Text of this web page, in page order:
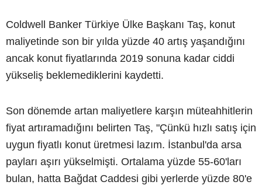
Coldwell Banker Türkiye Ülke Başkanı Taş, konut
maliyetinde son bir yılda yüzde 40 artış yaşandığını
ancak konut fiyatlarında 2019 sonuna kadar ciddi
yükseliş beklemediklerini kaydetti.
Son dönemde artan maliyetlere karşın müteahhitlerin
fiyat artıramadığını belirten Taş, "Çünkü hızlı satış için
uygun fiyatlı konut üretmesi lazım. İstanbul'da arsa
payları aşırı yükselmişti. Ortalama yüzde 55-60'ları
bulan, hatta Bağdat Caddesi gibi yerlerde yüzde 80'e